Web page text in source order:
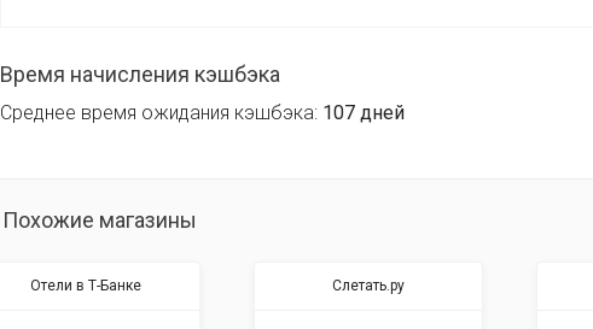
Время начисления кэшбэка
Среднее время ожидания кэшбэка: 107 дней
Похожие магазины
Отели в Т-Банке Слетать.ру